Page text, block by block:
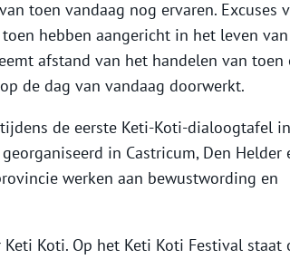
toen vandaag nog ervaren. Excuses
hebben aangericht in het leven van
afstand van het handelen van toen
de dag van vandaag doorwerkt.
de eerste Keti-Koti-dialoogtafel in
in Castricum, Den Helder
werken aan bewustwording en
Koti. Op het Keti Koti Festival staat